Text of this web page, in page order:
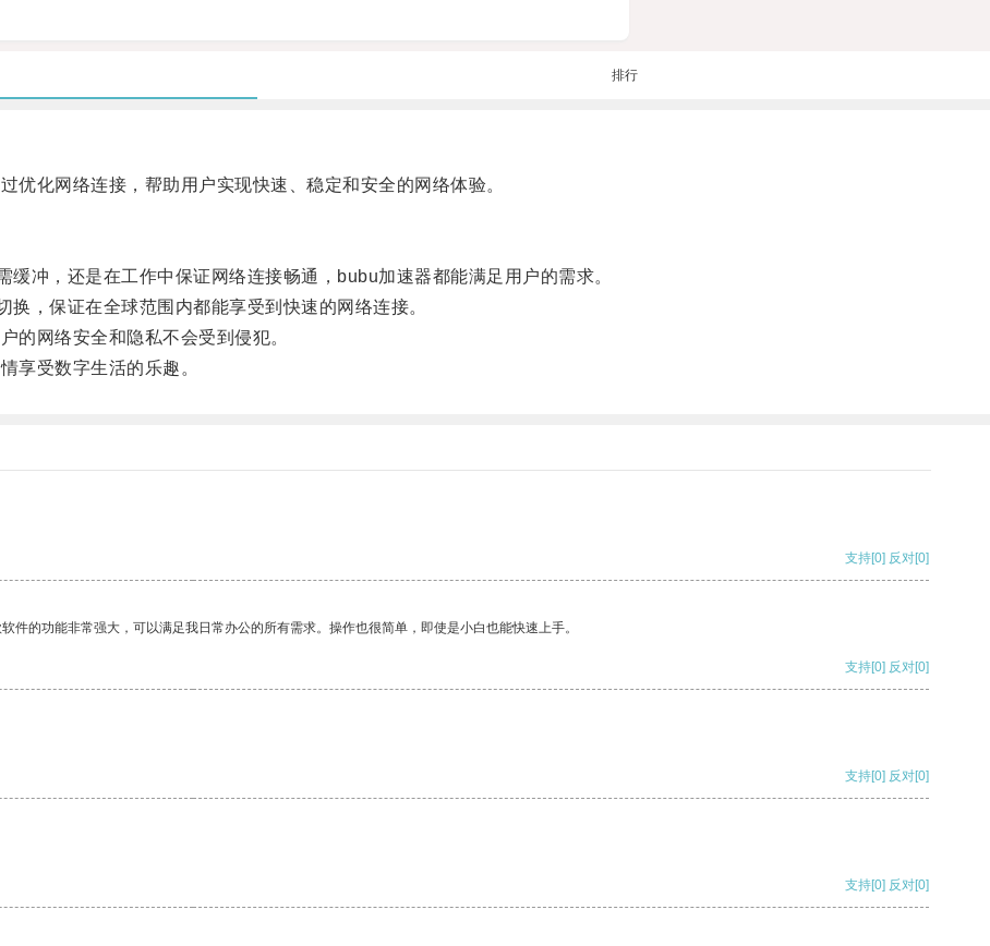
排行
化网络连接，帮助用户实现快速、稳定和安全的网络体验。
冲，还是在工作中保证网络连接畅通，bubu加速器都能满足用户的需求。
，保证在全球范围内都能享受到快速的网络连接。
网络安全和隐私不会受到侵犯。
受数字生活的乐趣。
支持[0] 反对[0]
的功能非常强大，可以满足我日常办公的所有需求。操作也很简单，即使是小白也能快速上手。
支持[0] 反对[0]
支持[0] 反对[0]
支持[0] 反对[0]